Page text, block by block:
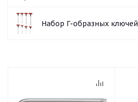
Набор Г-образных ключей